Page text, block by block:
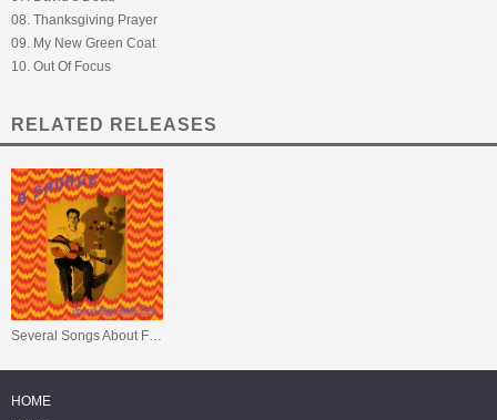
08. Thanksgiving Prayer
09. My New Green Coat
10. Out Of Focus
RELATED RELEASES
HOME